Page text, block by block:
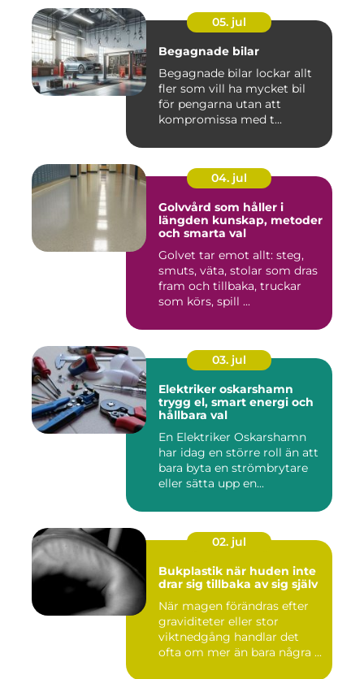
05. jul
Begagnade bilar
Begagnade bilar lockar allt
fler som vill ha mycket bil
för pengarna utan att
kompromissa med t...
04. jul
Golvvård som håller i
längden kunskap, metoder
och smarta val
Golvet tar emot allt: steg,
smuts, väta, stolar som dras
fram och tillbaka, truckar
som körs, spill ...
03. jul
Elektriker oskarshamn
trygg el, smart energi och
hållbara val
En Elektriker Oskarshamn
har idag en större roll än att
bara byta en strömbrytare
eller sätta upp en...
02. jul
Bukplastik när huden inte
drar sig tillbaka av sig själv
När magen förändras efter
graviditeter eller stor
viktnedgång handlar det
ofta om mer än bara några ...